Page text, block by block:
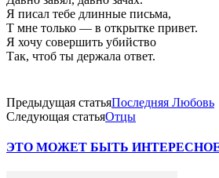
Я писал тебе длинные письма,
Т мне только — в открытке привет.
Я хочу совершить убийство
Так, чтоб ты держала ответ.
Предыдущая статьяПоследняя Любовь
Следующая статьяОтцы
ЭТО МОЖЕТ БЫТЬ ИНТЕРЕСНО